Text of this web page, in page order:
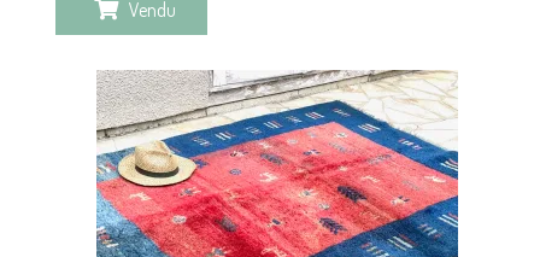
Vendu